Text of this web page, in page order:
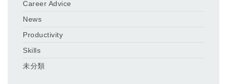
Career Advice
News
Productivity
Skills
未分類